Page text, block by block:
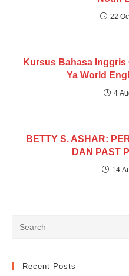
22
Kursus Bahasa
Ya World
4
BETTY S. ASHAR:
DAN PAST
14
Recent Posts